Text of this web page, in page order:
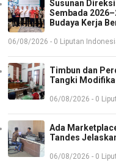
Susunan
Sembada
Budaya Kerja
06/08/2026 - 0 Liputan
Timbun dan
Tangki
06/08/2026 - 0
Ada
Tandes
06/08/2026 - 0